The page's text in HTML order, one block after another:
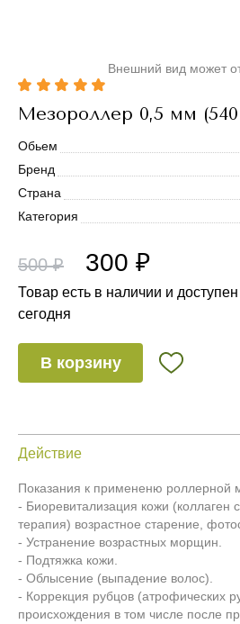
Внешний вид может
Мезороллер 0,5 мм (540
Обьем
Бренд
Страна
Категория
500 ₽ 300 ₽
Товар есть в наличии и
сегодня
В корзину
Действие
Показания к примененю роллерной
- Биоревитализация кожи (коллаген
терапия) возрастное старение,
- Устранение возрастных морщин.
- Подтяжка кожи.
- Облысение (выпадение волос).
- Коррекция рубцов (атрофических
происхождения в том числе после